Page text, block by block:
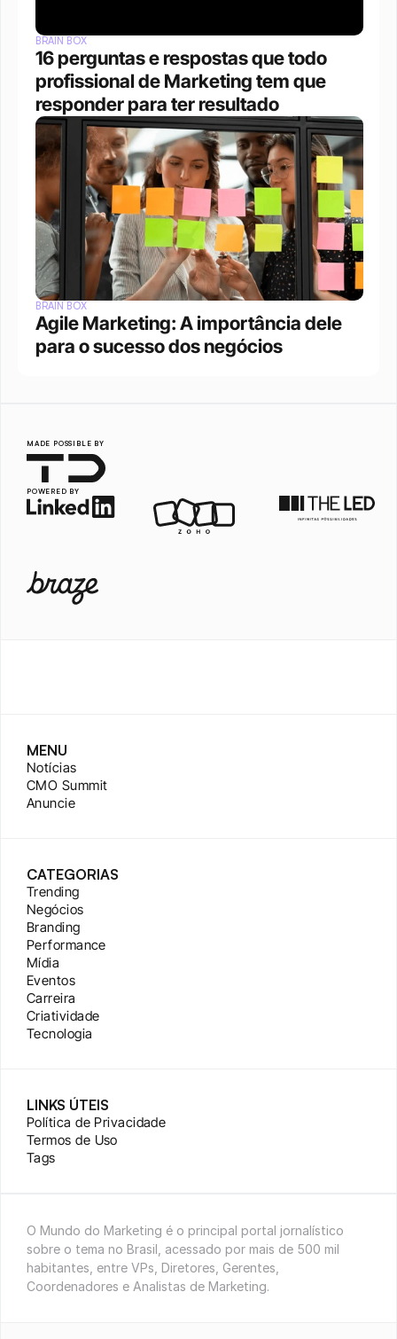
BRAIN BOX
16 perguntas e respostas que todo
profissional de Marketing tem que
responder para ter resultado
BRAIN BOX
Agile Marketing: A importância dele
para o sucesso dos negócios
MADE POSSIBLE BY
POWERED BY
MENU
Notícias
CMO Summit
Anuncie
CATEGORIAS
Trending
Negócios
Branding
Performance
Mídia
Eventos
Carreira
Criatividade
Tecnologia
LINKS ÚTEIS
Política de Privacidade
Termos de Uso
Tags
O Mundo do Marketing é o principal portal jornalístico
sobre o tema no Brasil, acessado por mais de 500 mil
habitantes, entre VPs, Diretores, Gerentes,
Coordenadores e Analistas de Marketing.